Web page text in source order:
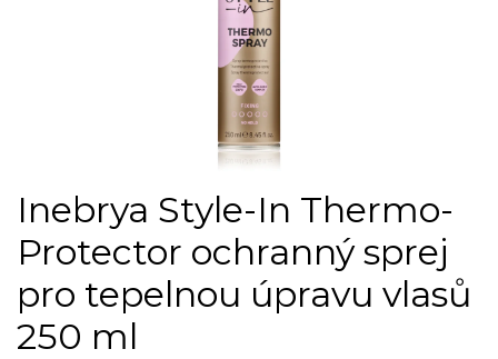
Inebrya Style-In Thermo-
Protector ochranný sprej
pro tepelnou úpravu vlasů
250 ml